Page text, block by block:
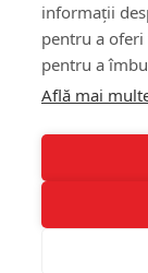
informații
pentru a oferi
pentru a
Află mai
© 2026 TTR